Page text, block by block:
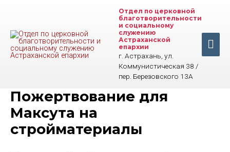
Отдел по церковной
благотворительности
и социальному
служению
Астраханской
епархии
г. Астрахань, ул.
Коммунистическая 38 /
пер. Березовского 13А
Пожертвование для
Максута на
стройматериалы